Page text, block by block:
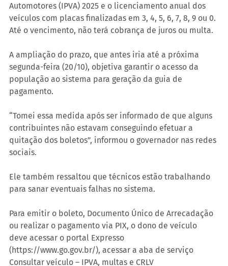
Automotores (IPVA) 2025 e o licenciamento anual dos
veículos com placas finalizadas em 3, 4, 5, 6, 7, 8, 9 ou 0.
Até o vencimento, não terá cobrança de juros ou multa.
A ampliação do prazo, que antes iria até a próxima
segunda-feira (20/10), objetiva garantir o acesso da
população ao sistema para geração da guia de
pagamento.
“Tomei essa medida após ser informado de que alguns
contribuintes não estavam conseguindo efetuar a
quitação dos boletos”, informou o governador nas redes
sociais.
Ele também ressaltou que técnicos estão trabalhando
para sanar eventuais falhas no sistema.
Para emitir o boleto, Documento Único de Arrecadação
ou realizar o pagamento via PIX, o dono de veículo
deve acessar o portal Expresso
(https://www.go.gov.br/), acessar a aba de serviço
Consultar veículo – IPVA, multas e CRLV